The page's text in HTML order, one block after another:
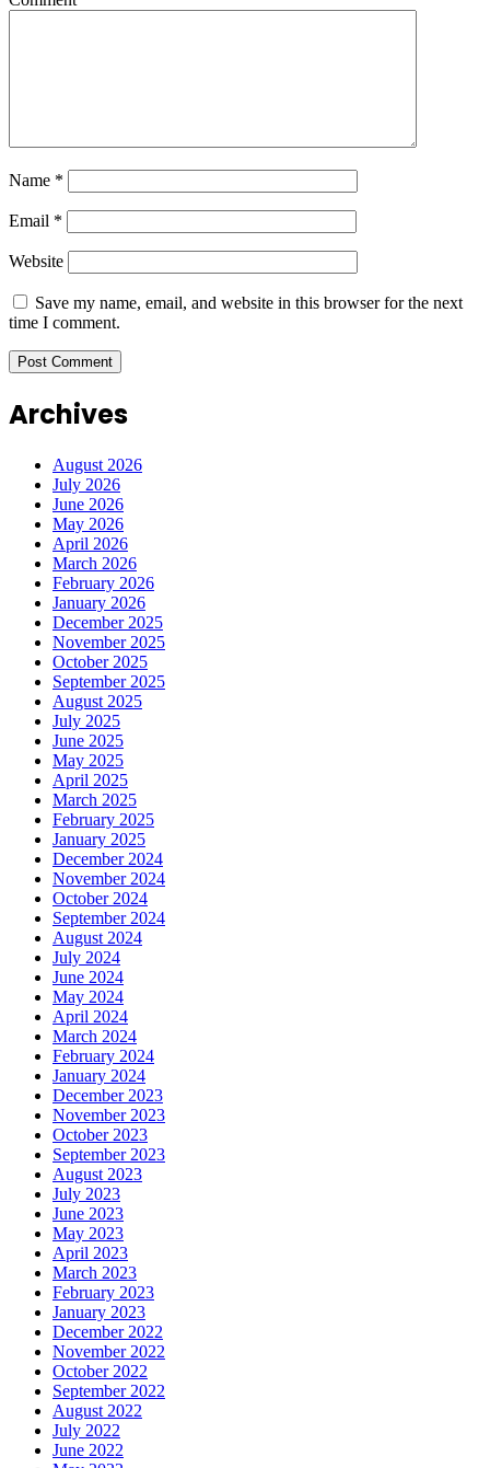
Name *
Email *
Website
Save my name, email, and website in this browser for the next
time I comment.
Archives
August 2026
July 2026
June 2026
May 2026
April 2026
March 2026
February 2026
January 2026
December 2025
November 2025
October 2025
September 2025
August 2025
July 2025
June 2025
May 2025
April 2025
March 2025
February 2025
January 2025
December 2024
November 2024
October 2024
September 2024
August 2024
July 2024
June 2024
May 2024
April 2024
March 2024
February 2024
January 2024
December 2023
November 2023
October 2023
September 2023
August 2023
July 2023
June 2023
May 2023
April 2023
March 2023
February 2023
January 2023
December 2022
November 2022
October 2022
September 2022
August 2022
July 2022
June 2022